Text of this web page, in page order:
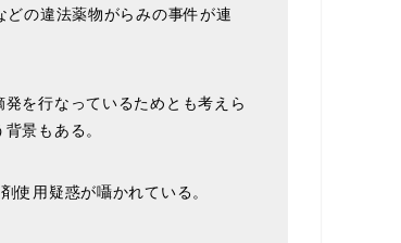
の違法薬物がらみの事件が連
を行なっているためとも考えら
景もある。
使用疑惑が囁かれている。